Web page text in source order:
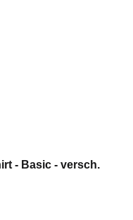
- Basic - versch.